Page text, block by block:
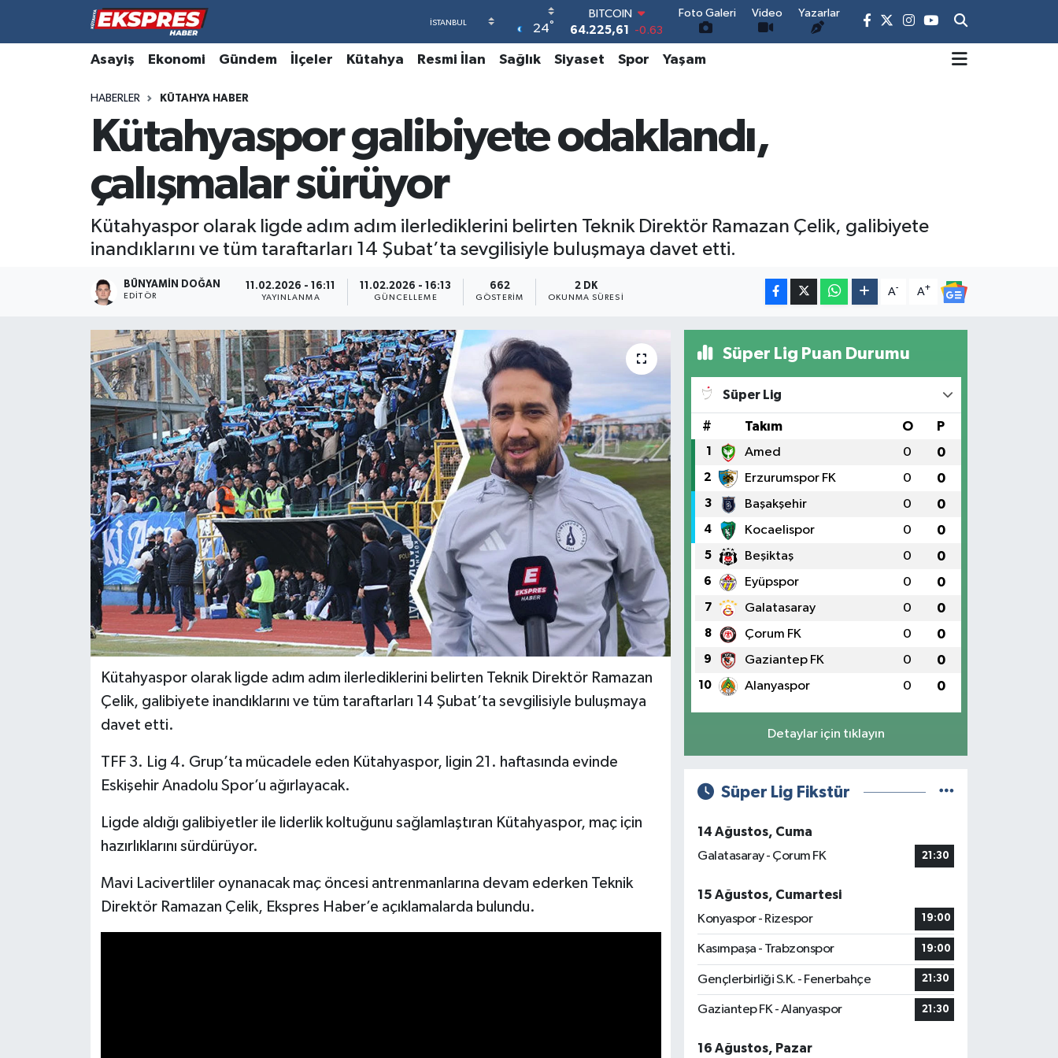
24°
DOLAR
47,6704
0
EURO
55,0406 -0.08
6510.40 0.45
BİST100
Foto Galeri Video Yazarlar
Asayiş Ekonomi Gündem İlçeler Kütahya Resmi İlan Sağlık Siyaset Spor Yaşam
HABERLER KÜTAHYA HABER
Kütahyaspor galibiyete odaklandı,
çalışmalar sürüyor
Kütahyaspor olarak ligde adım adım ilerlediklerini belirten Teknik Direktör Ramazan Çelik, galibiyete
inandıklarını ve tüm taraftarları 14 Şubat’ta sevgilisiyle buluşmaya davet etti.
BÜNYAMIN DOĞAN
EDITÖR
11.02.2026 - 16:11
YAYINLANMA
11.02.2026 - 16:13
GÜNCELLEME
662
GÖSTERIM
2 DK
OKUNMA SÜRESI
A- A+
Kütahyaspor olarak ligde adım adım ilerlediklerini belirten Teknik Direktör Ramazan
Çelik, galibiyete inandıklarını ve tüm taraftarları 14 Şubat’ta sevgilisiyle buluşmaya
davet etti.
TFF 3. Lig 4. Grup’ta mücadele eden Kütahyaspor, ligin 21. haftasında evinde
Eskişehir Anadolu Spor’u ağırlayacak.
Ligde aldığı galibiyetler ile liderlik koltuğunu sağlamlaştıran Kütahyaspor, maç için
hazırlıklarını sürdürüyor.
Mavi Lacivertliler oynanacak maç öncesi antrenmanlarına devam ederken Teknik
Direktör Ramazan Çelik, Ekspres Haber’e açıklamalarda bulundu.
Süper Lig Puan Durumu
Süper Lig
# Takım O P
1 Amed 0 0
2 Erzurumspor FK 0 0
3 Başakşehir 0 0
4 Kocaelispor 0 0
5 Beşiktaş 0 0
6 Eyüpspor 0 0
7 Galatasaray 0 0
8 Çorum FK 0 0
9 Gaziantep FK 0 0
10 Alanyaspor 0 0
Detaylar için tıklayın
Süper Lig Fikstür
14 Ağustos, Cuma
Galatasaray - Çorum FK
21:30
15 Ağustos, Cumartesi
Konyaspor - Rizespor
19:00
Kasımpaşa - Trabzonspor 19:00
Gençlerbirliği S.K. - Fenerbahçe 21:30
Gaziantep FK - Alanyaspor 21:30
16 Ağustos, Pazar
Altıntaş
Aslanapa
Biyografiler
Domaniç
Dumlupınar
Ekonomi
Foto Galeri
Köşe Yazıları
Kültür Sanat
Hava Durumu
Trafik Durumu
Süper Lig Puan Durumu ve Fikstür
Tüm Manşetler
Son Dakika Haberleri